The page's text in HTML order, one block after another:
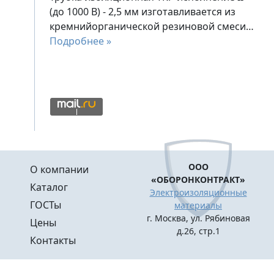
(до 1000 В) - 2,5 мм изготавливается из
кремнийорганической резиновой смеси…
Подробнее »
Меню в подвале
О компании
Каталог
ГОСТы
Цены
Контакты
ООО
«ОБОРОНКОНТРАКТ»
Электроизоляционные
материалы
г. Москва, ул. Рябиновая
д.26, стр.1